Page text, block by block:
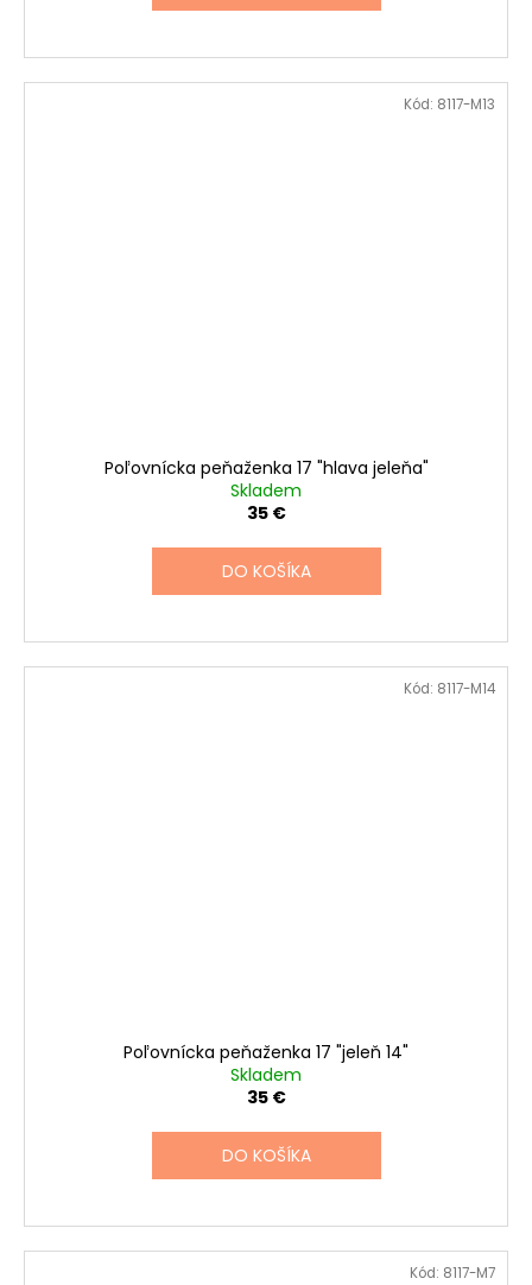
Poľovnícka peňaženka 17 "hlava jeleňa"
Skladem
35 €
DO KOŠÍKA
Kód: 8117-M13
Poľovnícka peňaženka 17 "jeleň 14"
Skladem
35 €
DO KOŠÍKA
Kód: 8117-M14
Kód: 8117-M7